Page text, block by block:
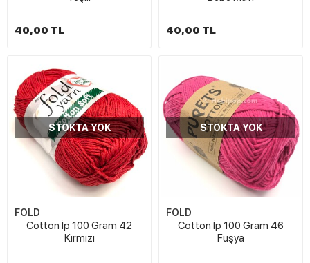
40,00 TL 40,00 TL
STOKTA YOK
FOLD
Cotton İp 100 Gram 42
Kırmızı
STOKTA YOK
FOLD
Cotton İp 100 Gram 46
Fuşya